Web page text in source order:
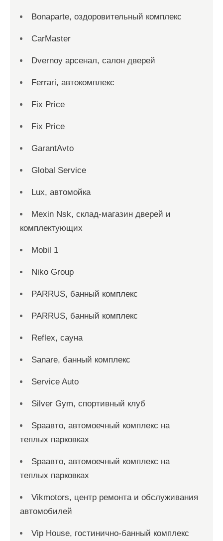
Bonaparte, оздоровительный комплекс
CarMaster
Dvernoy арсенал, салон дверей
Ferrari, автокомплекс
Fix Price
Fix Price
GarantAvto
Global Service
Lux, автомойка
Mexin Nsk, склад-магазин дверей и
комплектующих
Mobil 1
Niko Group
PARRUS, банный комплекс
PARRUS, банный комплекс
Reflex, сауна
Sanare, банный комплекс
Service Auto
Silver Gym, спортивный клуб
Spaавто, автомоечный комплекс на
теплых парковках
Spaавто, автомоечный комплекс на
теплых парковках
Vikmotors, центр ремонта и обслуживания
автомобилей
Vip House, гостинично-банный комплекс